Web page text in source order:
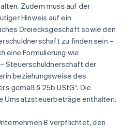
Zudem muss auf der
Hinweis auf ein
Dreiecksgeschäft sowie den
zu finden sein –
eine Formulierung wie
Steuerschuldnerschaft der
beziehungsweise des
gemäß § 25b UStG“. Die
Umsatzsteuerbeträge enthalten.
B verpflichtet, den